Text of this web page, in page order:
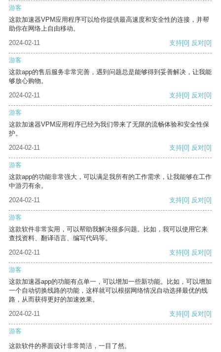
游客
这款加速器VPM应用程序可以给你提供最高速度和安全性的连接，并帮
助你在网络上自由移动。
2024-02-11
支持[0] 反对[0]
游客
这款app的售后服务非常完善，遇到问题总是能够得到妥善解决，让我能
够放心购物。
2024-02-11
支持[0] 反对[0]
游客
这款加速器VPM应用程序已经为我们带来了无限的流畅体验和安全性保
护。
2024-02-11
支持[0] 反对[0]
游客
这款app的功能非常强大，可以满足我所有的工作需求，让我能够在工作
中游刃有余。
2024-02-11
支持[0] 反对[0]
游客
这款软件非常实用，可以帮助我解决很多问题。比如，我可以使用它来
查找资料、翻译语言、编写代码等。
2024-02-11
支持[0] 反对[0]
游客
这款加速器app的功能有点单一，可以增加一些新功能。比如，可以增加
一个自动切换线路的功能，这样就可以根据网络情况自动选择最优的线
路，从而获得更好的加速效果。
2024-02-11
支持[0] 反对[0]
游客
这款软件的界面设计非常简洁，一目了然。